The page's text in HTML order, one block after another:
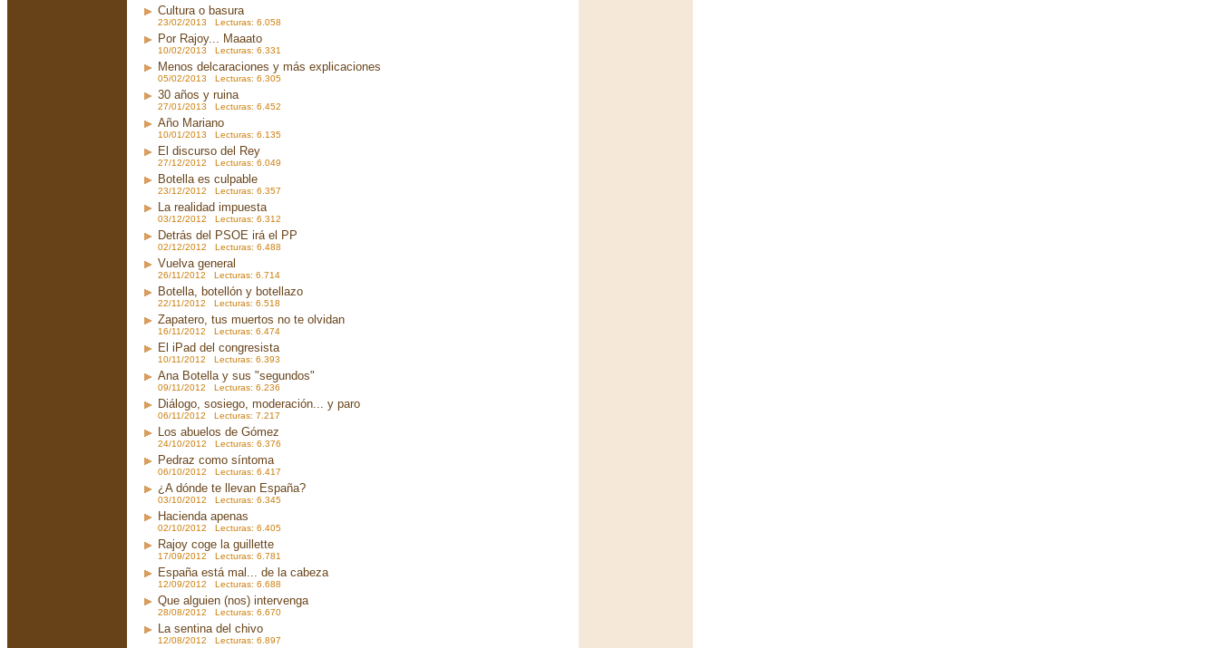
Cultura o basura
23/02/2013 Lecturas: 6.058
Por Rajoy... Maaato
10/02/2013 Lecturas: 6.331
Menos delcaraciones y más explicaciones
05/02/2013 Lecturas: 6.305
30 años y ruina
27/01/2013 Lecturas: 6.452
Año Mariano
10/01/2013 Lecturas: 6.135
El discurso del Rey
27/12/2012 Lecturas: 6.049
Botella es culpable
23/12/2012 Lecturas: 6.357
La realidad impuesta
03/12/2012 Lecturas: 6.312
Detrás del PSOE irá el PP
02/12/2012 Lecturas: 6.488
Vuelva general
26/11/2012 Lecturas: 6.714
Botella, botellón y botellazo
22/11/2012 Lecturas: 6.518
Zapatero, tus muertos no te olvidan
16/11/2012 Lecturas: 6.474
El iPad del congresista
10/11/2012 Lecturas: 6.393
Ana Botella y sus "segundos"
09/11/2012 Lecturas: 6.236
Diálogo, sosiego, moderación... y paro
06/11/2012 Lecturas: 7.217
Los abuelos de Gómez
24/10/2012 Lecturas: 6.376
Pedraz como síntoma
06/10/2012 Lecturas: 6.417
¿A dónde te llevan España?
03/10/2012 Lecturas: 6.345
Hacienda apenas
02/10/2012 Lecturas: 6.405
Rajoy coge la guillette
17/09/2012 Lecturas: 6.781
España está mal... de la cabeza
12/09/2012 Lecturas: 6.688
Que alguien (nos) intervenga
28/08/2012 Lecturas: 6.670
La sentina del chivo
12/08/2012 Lecturas: 6.897